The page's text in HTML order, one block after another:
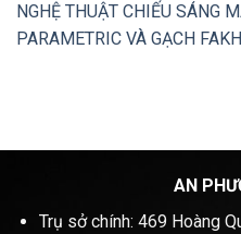
NGHỆ THUẬT CHIẾU SÁNG
PARAMETRIC VÀ GẠCH
AN
Trụ sở chính: 469 Hoàng